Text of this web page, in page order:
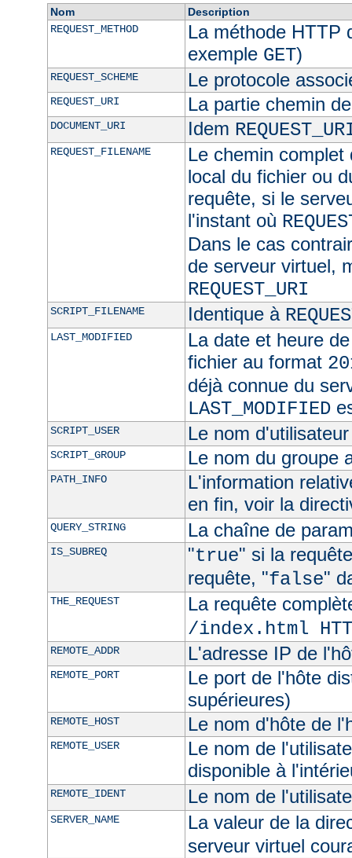
Nom
Description
REQUEST_METHOD
La méthode HTTP
exemple GET)
REQUEST_SCHEME Le protocole
REQUEST_URI La partie chemin
DOCUMENT_URI Idem
REQUEST_FILENAME
Le chemin
local du fichier ou
requête, si le
l'instant où
Dans le cas
de serveur virtuel,
REQUEST_URI
SCRIPT_FILENAME Identique à
LAST_MODIFIED
La date et heure
fichier au format
déjà connue du
LAST_MODIFIED
SCRIPT_USER Le nom
SCRIPT_GROUP Le nom du groupe
PATH_INFO
L'information
en fin, voir la
QUERY_STRING La chaîne de
IS_SUBREQ "true" si la
requête, "false"
THE_REQUEST
La requête
/index.html
REMOTE_ADDR L'adresse IP de
REMOTE_PORT
Le port de l'hôte
supérieures)
REMOTE_HOST Le nom d'hôte de
REMOTE_USER
Le nom de
disponible à
REMOTE_IDENT Le nom de
SERVER_NAME
La valeur de la
serveur virtuel